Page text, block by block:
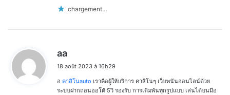
chargement…
aa
t
:
18 août 2023 à 16h29
อ คาสิโนauto เราคือผู้ให้บริการ คาสิโนๆ เว็บพนันออนไลน์ด้วย
ระบบฝากถอนออโต้ 5วิ รองรับ การเดิมพันทุกรูปแบบ เล่นได้บนมือ